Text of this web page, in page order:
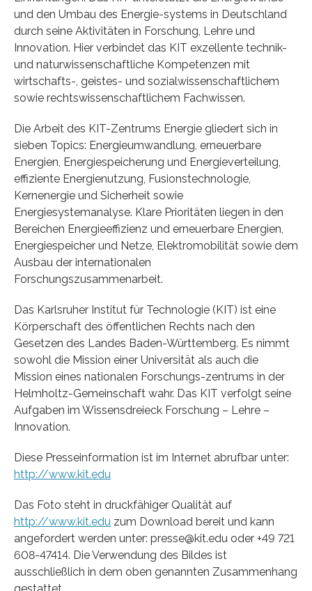
und den Umbau des Energie-systems in Deutschland
durch seine Aktivitäten in Forschung, Lehre und
Innovation. Hier verbindet das KIT exzellente technik-
und naturwissenschaftliche Kompetenzen mit
wirtschafts-, geistes- und sozialwissenschaftlichem
sowie rechtswissenschaftlichem Fachwissen.
Die Arbeit des KIT-Zentrums Energie gliedert sich in
sieben Topics: Energieumwandlung, erneuerbare
Energien, Energiespeicherung und Energieverteilung,
effiziente Energienutzung, Fusionstechnologie,
Kernenergie und Sicherheit sowie
Energiesystemanalyse. Klare Prioritäten liegen in den
Bereichen Energieeffizienz und erneuerbare Energien,
Energiespeicher und Netze, Elektromobilität sowie dem
Ausbau der internationalen
Forschungszusammenarbeit.
Das Karlsruher Institut für Technologie (KIT) ist eine
Körperschaft des öffentlichen Rechts nach den
Gesetzen des Landes Baden-Württemberg. Es nimmt
sowohl die Mission einer Universität als auch die
Mission eines nationalen Forschungs-zentrums in der
Helmholtz-Gemeinschaft wahr. Das KIT verfolgt seine
Aufgaben im Wissensdreieck Forschung – Lehre –
Innovation.
Diese Presseinformation ist im Internet abrufbar unter:
http://www.kit.edu
Das Foto steht in druckfähiger Qualität auf
http://www.kit.edu zum Download bereit und kann
angefordert werden unter: presse@kit.edu oder +49 721
608-47414. Die Verwendung des Bildes ist
ausschließlich in dem oben genannten Zusammenhang